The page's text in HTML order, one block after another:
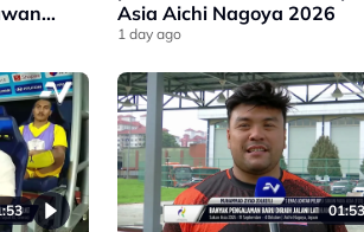
Asia Aichi Nagoya 2026
1 day ago